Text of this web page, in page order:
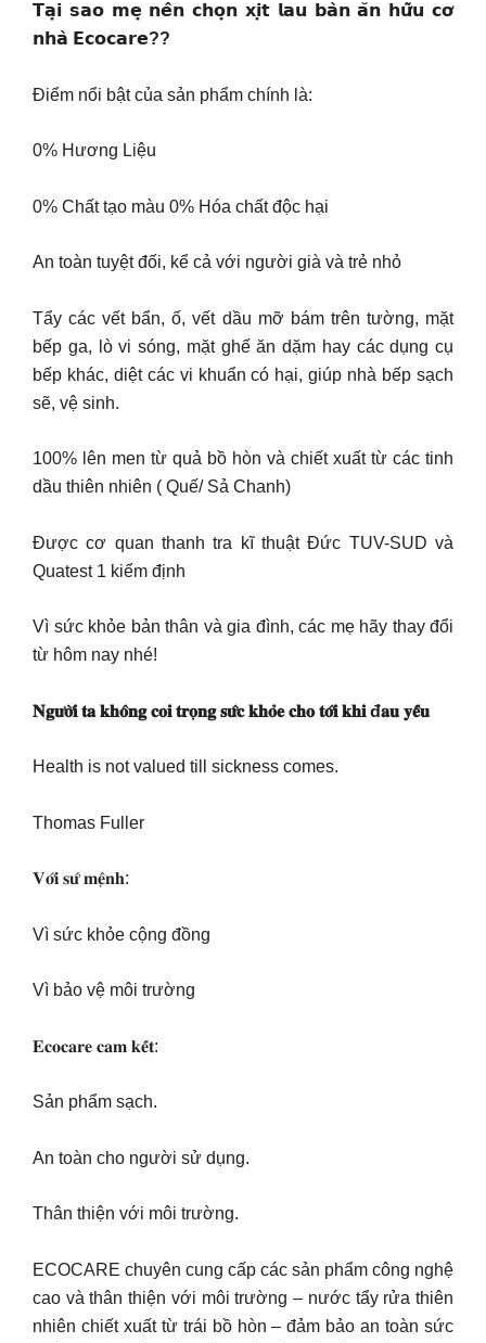
𝗧𝗮̣𝗶 𝘀𝗮𝗼 𝗺𝗲̣ 𝗻𝗲̂𝗻 𝗰𝗵𝗼̣𝗻 𝘅𝗶̣𝘁 𝗹𝗮𝘂 𝗯𝗮̀𝗻 𝗮̆𝗻 𝗵𝘂̛̃𝘂 𝗰𝗼̛
𝗻𝗵𝗮̀ 𝗘𝗰𝗼𝗰𝗮𝗿𝗲??
Điểm nổi bật của sản phẩm chính là:
0% Hương Liệu
0% Chất tạo màu 0% Hóa chất độc hại
An toàn tuyệt đối, kể cả với người già và trẻ nhỏ
Tẩy các vết bẩn, ố, vết dầu mỡ bám trên tường, mặt
bếp ga, lò vi sóng, mặt ghế ăn dặm hay các dụng cụ
bếp khác, diệt các vi khuẩn có hại, giúp nhà bếp sạch
sẽ, vệ sinh.
100% lên men từ quả bồ hòn và chiết xuất từ các tinh
dầu thiên nhiên ( Quế/ Sả Chanh)
Được cơ quan thanh tra kĩ thuật Đức TUV-SUD và
Quatest 1 kiểm định
Vì sức khỏe bản thân và gia đình, các mẹ hãy thay đổi
từ hôm nay nhé!
𝐍𝐠𝐮̛𝐨̛̀𝐢 𝐭𝐚 𝐤𝐡𝐨̂𝐧𝐠 𝐜𝐨𝐢 𝐭𝐫𝐨̣𝐧𝐠 𝐬𝐮̛́𝐜 𝐤𝐡𝐨̉𝐞 𝐜𝐡𝐨 𝐭𝐨̛́𝐢 𝐤𝐡𝐢 đ𝐚𝐮 𝐲𝐞̂́𝐮
Health is not valued till sickness comes.
Thomas Fuller
𝐕𝐨̛́𝐢 𝐬𝐮̛́ 𝐦𝐞̣̂𝐧𝐡:
Vì sức khỏe cộng đồng
Vì bảo vệ môi trường
𝐄𝐜𝐨𝐜𝐚𝐫𝐞 𝐜𝐚𝐦 𝐤𝐞̂́𝐭:
Sản phẩm sạch.
An toàn cho người sử dụng.
Thân thiện với môi trường.
ECOCARE chuyên cung cấp các sản phẩm công nghệ
cao và thân thiện với môi trường – nước tẩy rửa thiên
nhiên chiết xuất từ trái bồ hòn – đảm bảo an toàn sức